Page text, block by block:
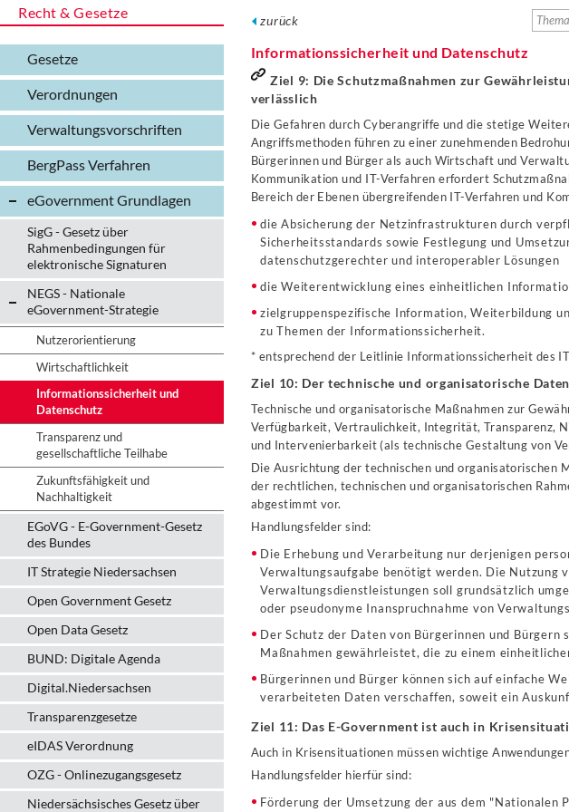
Recht & Gesetze
Gesetze
Verordnungen
Verwaltungs­vorschriften
BergPass Verfahren
eGovernment Grundlagen
SigG - Gesetz über
Rahmenbedingungen für
elektronische Signaturen
NEGS - Nationale
eGovernment-Strategie
Nutzerorientierung
Wirtschaftlichkeit
Informationssicherheit und
Datenschutz
Transparenz und
gesellschaftliche Teilhabe
Zukunftsfähigkeit und
Nachhaltigkeit
EGoVG - E-Government-Gesetz
des Bundes
IT Strategie Niedersachsen
Open Government Gesetz
Open Data Gesetz
BUND: Digitale Agenda
Digital.Niedersachsen
Transparenzgesetze
eIDAS Verordnung
OZG - Onlinezugangsgesetz
Niedersächsisches Gesetz über
zurück
Informationssicherheit und Datenschutz
Ziel 9: Die Schutzmaßnahmen zur
verlässlich
Die Gefahren durch Cyberangriffe und die stetige
Angriffsmethoden führen zu einer zunehmenden
Bürgerinnen und Bürger als auch Wirtschaft und
Kommunikation und IT-Verfahren erfordert
Bereich der Ebenen übergreifenden IT-Verfahren und
die Absicherung der Netzinfrastrukturen durch
Sicherheitsstandards sowie Festlegung und
datenschutzgerechter und interoperabler Lösungen
die Weiterentwicklung eines einheitlichen
zielgruppenspezifische Information, Weiterbildung
zu Themen der Informationssicherheit.
* entsprechend der Leitlinie Informationssicherheit des
Ziel 10: Der technische und organisatorische
Technische und organisatorische Maßnahmen zur
Verfügbarkeit, Vertraulichkeit, Integrität, Transparenz,
und Intervenierbarkeit (als technische Gestaltung von
Die Ausrichtung der technischen und organisatorischen
der rechtlichen, technischen und organisatorischen
abgestimmt vor.
Handlungsfelder sind:
Die Erhebung und Verarbeitung nur derjenigen
Verwaltungsaufgabe benötigt werden. Die Nutzung
Verwaltungsdienstleistungen soll grundsätzlich
oder pseudonyme Inanspruchnahme von
Der Schutz der Daten von Bürgerinnen und
Maßnahmen gewährleistet, die zu einem
Bürgerinnen und Bürger können sich auf einfache
verarbeiteten Daten verschaffen, soweit ein
Ziel 11: Das E-Government ist auch in
Auch in Krisensituationen müssen wichtige
Handlungsfelder hierfür sind:
Förderung der Umsetzung der aus dem